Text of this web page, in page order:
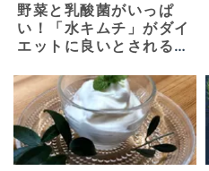
野菜と乳酸菌がいっぱ
い！「水キムチ」がダイ
エットに良いとされる理
素と二種類の水キムチ～